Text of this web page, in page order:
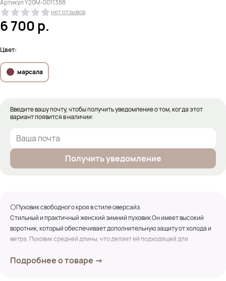
АртикулY20M-0011388
нет отзывов
6 700р.
Цвет:
марсала
Введите вашу почту, чтобы получить уведомление о том, когда этот
вариант появится в наличии:
Получить уведомление
⚪Пуховик свободного кроя в стиле оверсайз.
Стильный и практичный женский зимний пуховик Он имеет высокий
воротник, который обеспечивает дополнительную защиту от холода и
ветра. Пуховик средней длины, что делает её подходящей для
⚪Материал пуховика, состоит из плотного полиэстера, который
Подробнее о товаре →